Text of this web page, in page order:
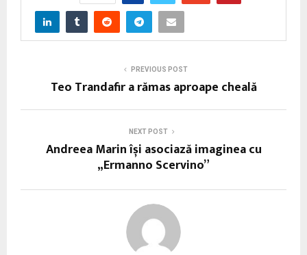
PREVIOUS POST
Teo Trandafir a rămas aproape cheală
NEXT POST
Andreea Marin își asociază imaginea cu
„Ermanno Scervino”